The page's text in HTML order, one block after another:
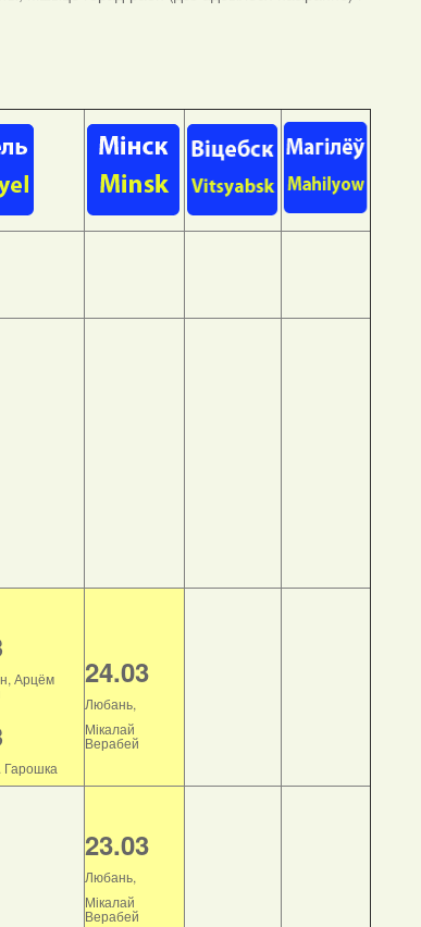
н, Арцём
Гарошка
24.03
Любань,
Мікалай
Верабей
23.03
Любань,
Мікалай
Верабей